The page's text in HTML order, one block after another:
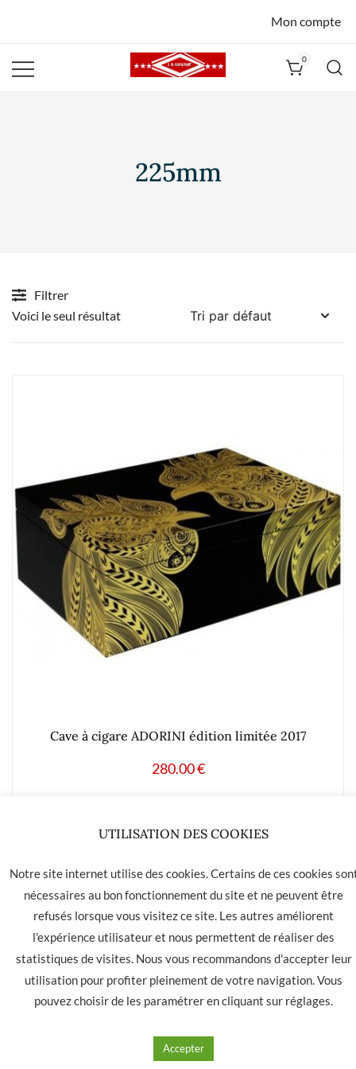
Mon compte
0
225mm
Filtrer
Voici le seul résultat
Cave à cigare ADORINI édition limitée 2017
280.00€
LA HAVANE 40 bis rue des Tilleuls 30900 NIMES - Tél: 04 66
05 01 31
UTILISATION DES COOKIES
Notre site internet utilise des cookies. Certains de ces cookies
nécessaires au bon fonctionnement du site et ne peuvent être
refusés lorsque vous visitez ce site. Les autres améliorent
l'expérience utilisateur et nous permettent de réaliser des
statistiques de visites. Nous vous recommandons d'accepter leur
utilisation pour profiter pleinement de votre navigation. Vous
pouvez choisir de les paramétrer en cliquant sur réglages.
Accepter